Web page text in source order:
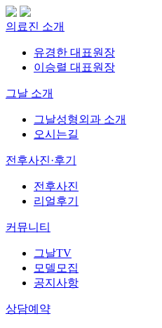
의료진 소개
유경한 대표원장
이승렬 대표원장
그날 소개
그날성형외과 소개
오시는길
전후사진·후기
전후사진
리얼후기
커뮤니티
그날TV
모델모집
공지사항
상담예약